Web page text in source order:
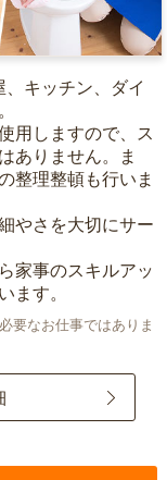
キッチン、ダイ
用しますので、ス
ありません。ま
整理整頓も行いま
やさを大切にサー
家事のスキルアッ
ます。
要なお仕事ではありま